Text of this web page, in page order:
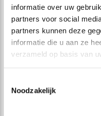
informatie over uw
partners voor social
partners kunnen deze
informatie die u aan ze
verzameld op basis van
Noodzakelijk
CHROMALYA
Fluide Fixant
€ --,--
Excl. btw